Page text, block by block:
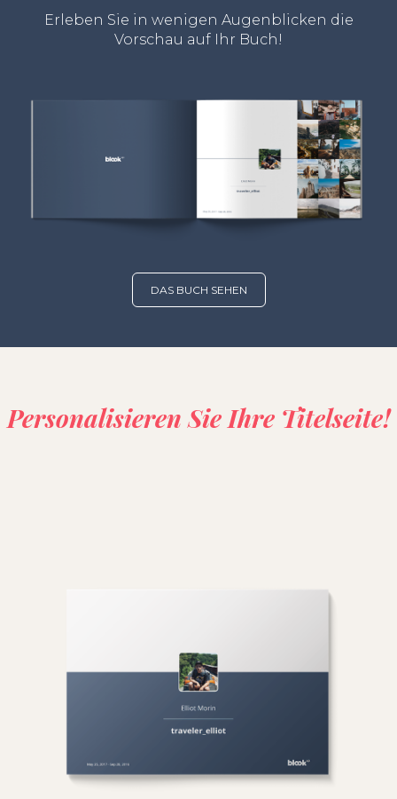
Erleben Sie in wenigen Augenblicken die
Vorschau auf Ihr Buch!
DAS BUCH SEHEN
Personalisieren Sie Ihre Titelseite!